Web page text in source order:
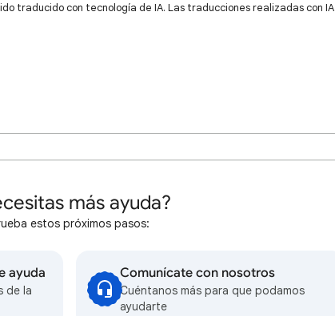
traducido con tecnología de IA. Las traducciones realizadas con IA
más ayuda?
estos próximos pasos:
ayuda
de la
Comunícate con nosotros
Cuéntanos más para que podamos
ayudarte